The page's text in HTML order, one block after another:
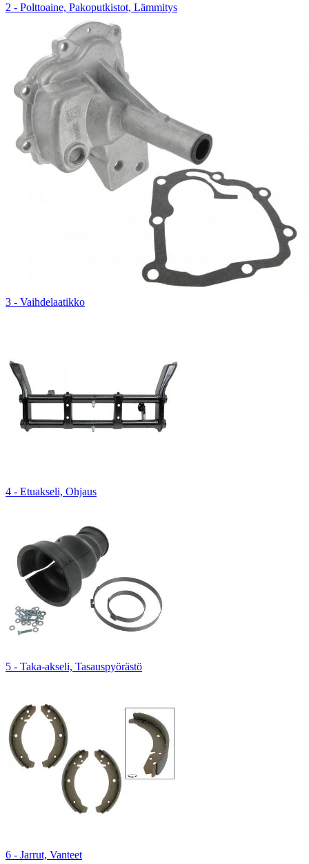
2 - Polttoaine, Pakoputkistot, Lämmitys
3 - Vaihdelaatikko
4 - Etuakseli, Ohjaus
5 - Taka-akseli, Tasauspyörästö
6 - Jarrut, Vanteet